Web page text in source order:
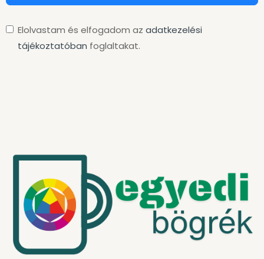
Elolvastam és elfogadom az adatkezelési
tájékoztatóban foglaltakat.